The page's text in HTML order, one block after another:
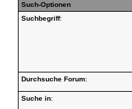
Such-Optionen
Suchbegriff:
Durchsuche Forum:
Suche in: